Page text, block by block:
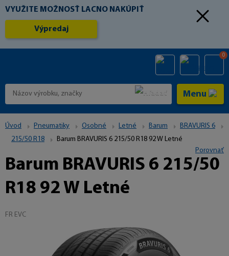
VYUŽITE MOŽNOSŤ LACNO NAKÚPIŤ
Výpredaj
0
Menu
Úvod Pneumatiky Osobné Letné Barum
BRAVURIS 6
215/50 R18
Barum BRAVURIS 6 215/50 R18 92 W Letné
Barum BRAVURIS 6 215/50
R18 92 W Letné
FR EVC
Porovnať